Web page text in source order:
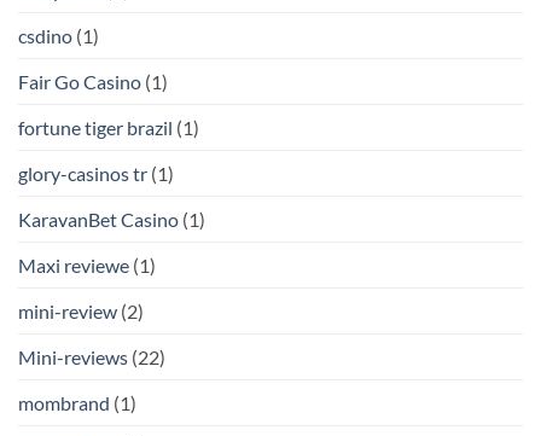
csdino (1)
Fair Go Casino (1)
fortune tiger brazil (1)
glory-casinos tr (1)
KaravanBet Casino (1)
Maxi reviewe (1)
mini-review (2)
Mini-reviews (22)
mombrand (1)